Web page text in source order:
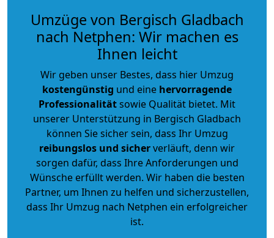
Umzüge von Bergisch Gladbach
nach Netphen: Wir machen es
Ihnen leicht
Wir geben unser Bestes, dass hier Umzug
kostengünstig und eine hervorragende
Professionalitätsowie Qualität bietet. Mit
unserer Unterstützung in Bergisch Gladbach
können Sie sicher sein, dass Ihr Umzug
reibungslos und sicherverläuft, denn wir
sorgen dafür, dass Ihre Anforderungen und
Wünsche erfüllt werden. Wir haben die besten
Partner, um Ihnen zu helfen und sicherzustellen,
dass Ihr Umzug nach Netphen ein erfolgreicher
ist.